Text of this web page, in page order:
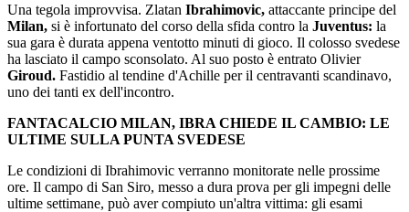
Una tegola improvvisa. Zlatan Ibrahimovic, attaccante principe del
Milan, si è infortunato del corso della sfida contro la Juventus: la
sua gara è durata appena ventotto minuti di gioco. Il colosso svedese
ha lasciato il campo sconsolato. Al suo posto è entrato Olivier
Giroud. Fastidio al tendine d'Achille per il centravanti scandinavo,
uno dei tanti ex dell'incontro.
FANTACALCIO MILAN, IBRA CHIEDE IL CAMBIO: LE
ULTIME SULLA PUNTA SVEDESE
Le condizioni di Ibrahimovic verranno monitorate nelle prossime
ore. Il campo di San Siro, messo a dura prova per gli impegni delle
ultime settimane, può aver compiuto un'altra vittima: gli esami